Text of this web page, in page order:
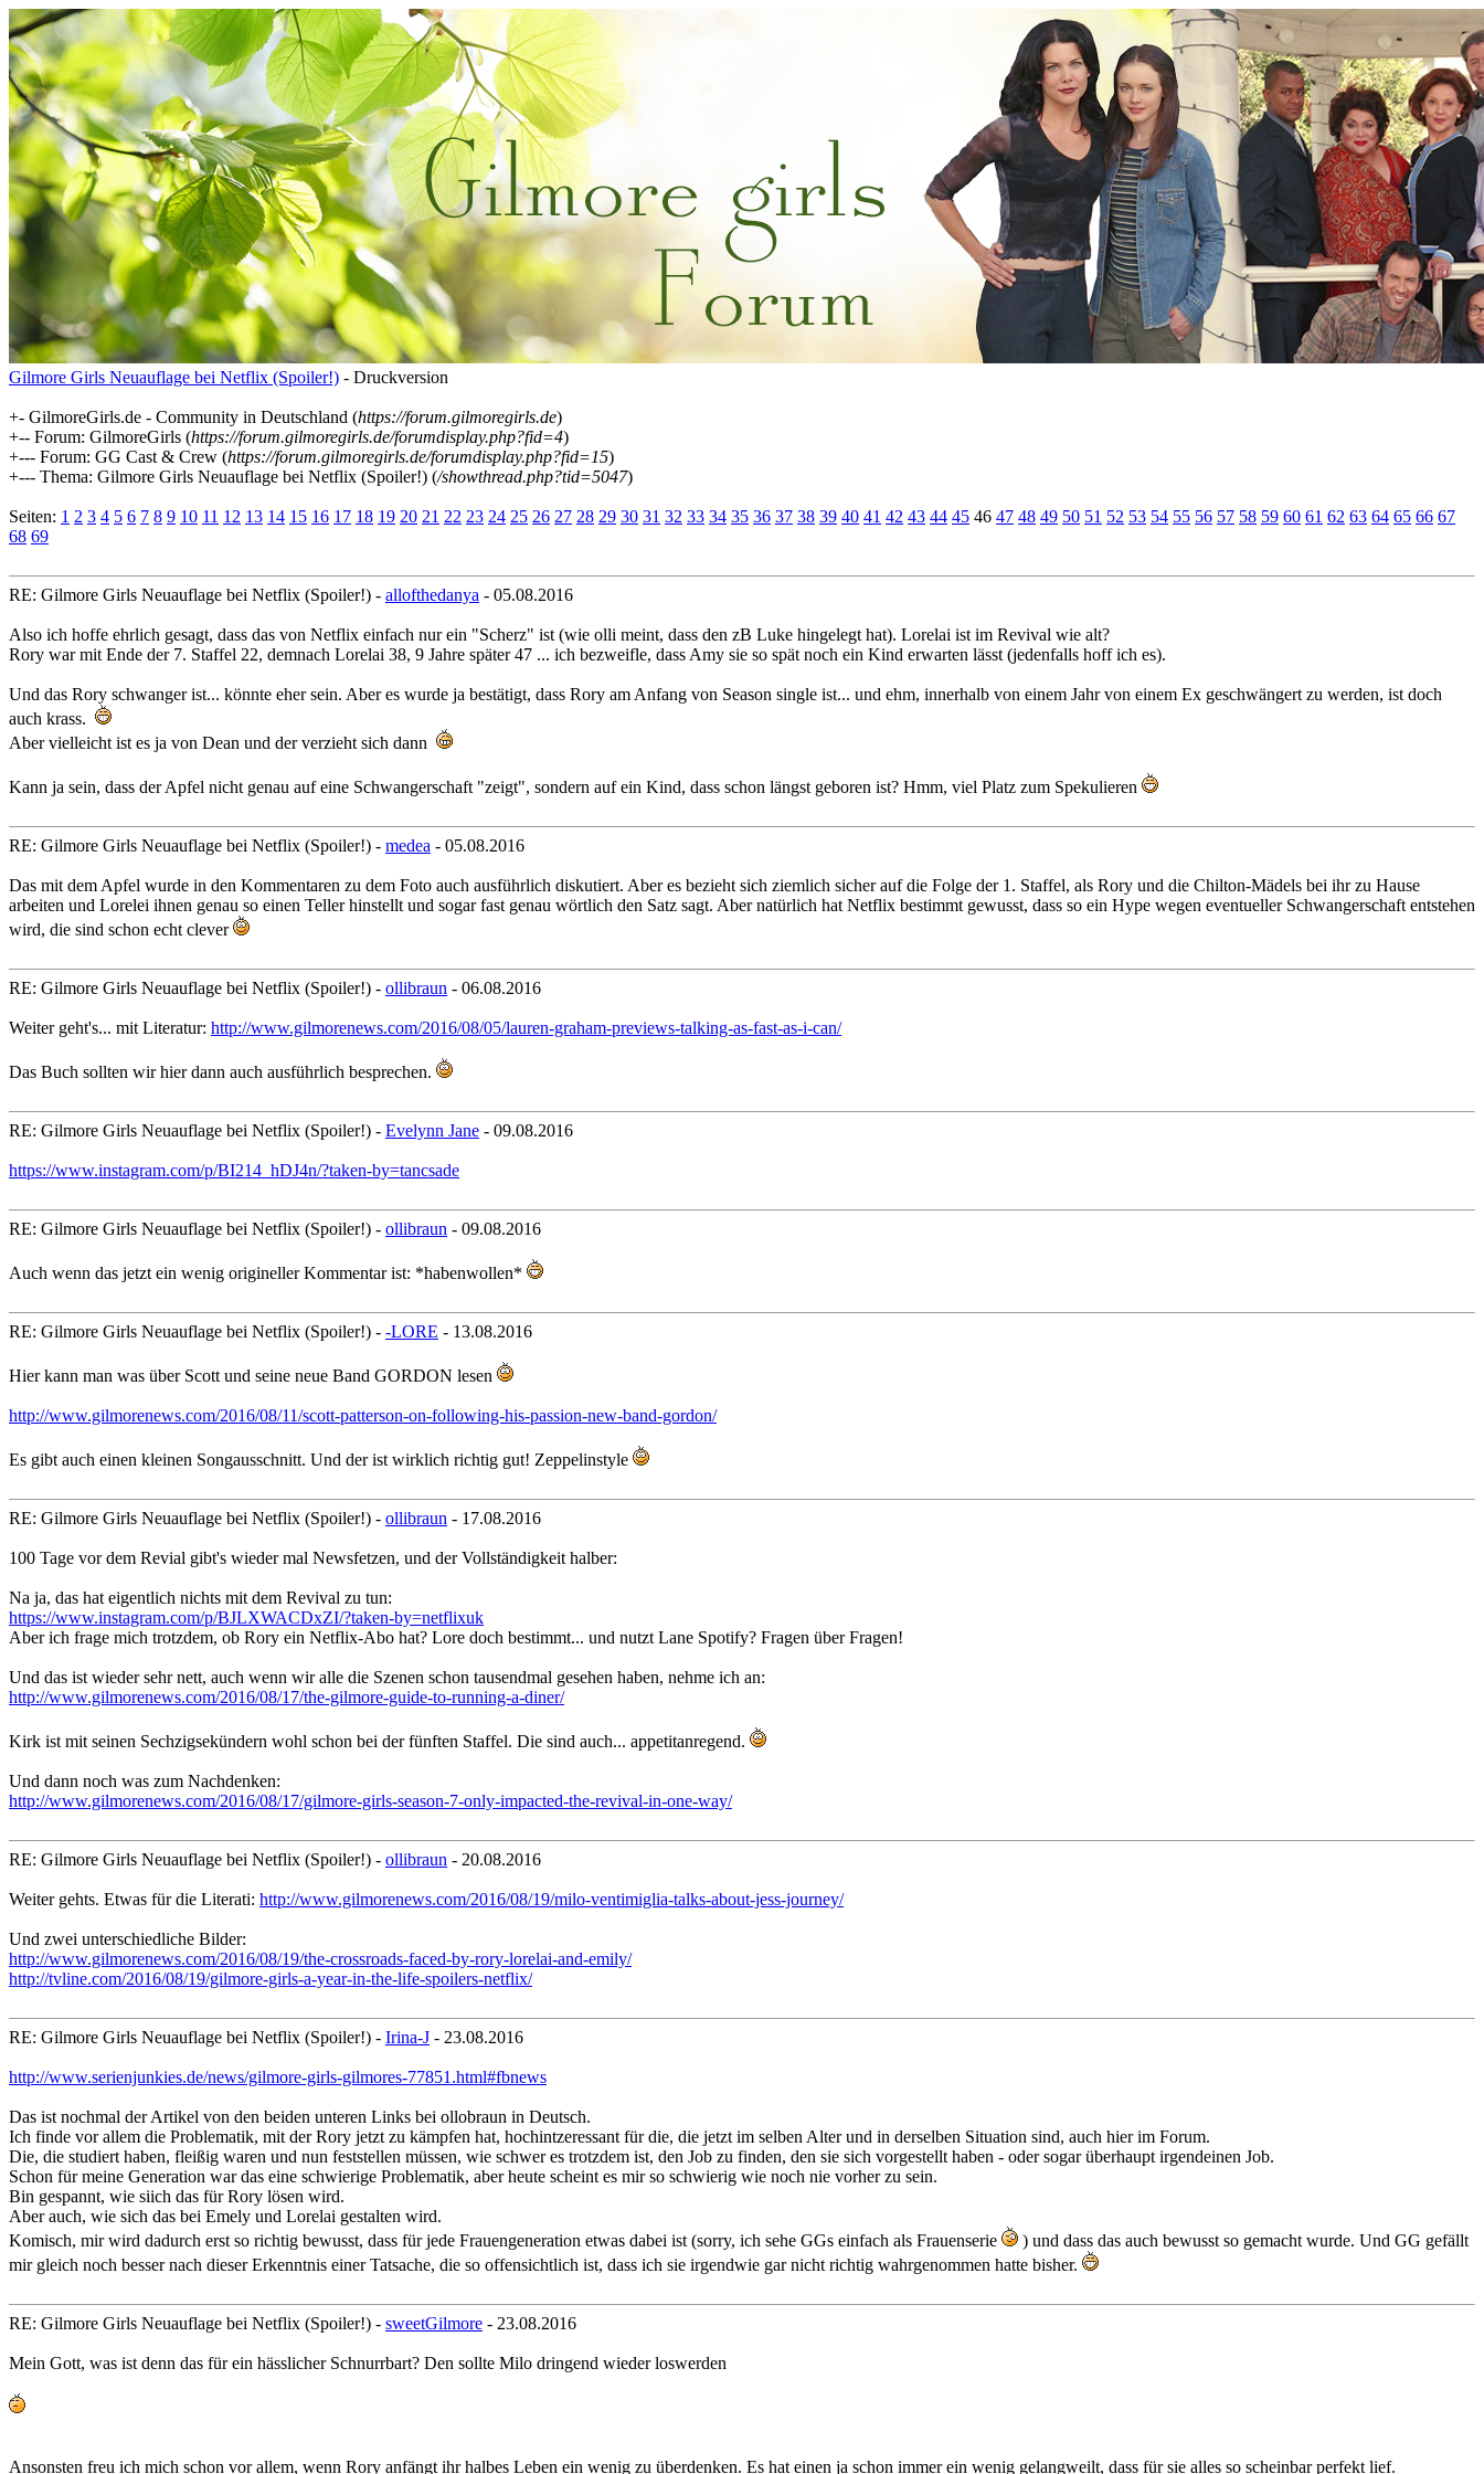
Gilmore Girls Neuauflage bei Netflix (Spoiler!) - Druckversion
+- GilmoreGirls.de - Community in Deutschland (https://forum.gilmoregirls.de)
+-- Forum: GilmoreGirls (https://forum.gilmoregirls.de/forumdisplay.php?fid=4)
+--- Forum: GG Cast & Crew (https://forum.gilmoregirls.de/forumdisplay.php?fid=15)
+--- Thema: Gilmore Girls Neuauflage bei Netflix (Spoiler!) (/showthread.php?tid=5047)
Seiten: 1 2 3 4 5 6 7 8 9 10 11 12 13 14 15 16 17 18 19 20 21 22 23 24 25 26 27 28 29 30 31 32 33 34 35 36 37 38 39 40 41 42 43 44 45 46 47 48 49 50 51 52 53 54 55 56 57 58 59 60 61 62 63 64 65 66 67
68 69
RE: Gilmore Girls Neuauflage bei Netflix (Spoiler!) - allofthedanya - 05.08.2016
Also ich hoffe ehrlich gesagt, dass das von Netflix einfach nur ein "Scherz" ist (wie olli meint, dass den zB Luke hingelegt hat). Lorelai ist im Revival wie alt?
Rory war mit Ende der 7. Staffel 22, demnach Lorelai 38, 9 Jahre später 47 ... ich bezweifle, dass Amy sie so spät noch ein Kind erwarten lässt (jedenfalls hoff ich es).
Und das Rory schwanger ist... könnte eher sein. Aber es wurde ja bestätigt, dass Rory am Anfang von Season single ist... und ehm, innerhalb von einem Jahr von einem Ex geschwängert zu werden, ist doch
auch krass.
Aber vielleicht ist es ja von Dean und der verzieht sich dann
Kann ja sein, dass der Apfel nicht genau auf eine Schwangerschaft "zeigt", sondern auf ein Kind, dass schon längst geboren ist? Hmm, viel Platz zum Spekulieren
RE: Gilmore Girls Neuauflage bei Netflix (Spoiler!) - medea - 05.08.2016
Das mit dem Apfel wurde in den Kommentaren zu dem Foto auch ausführlich diskutiert. Aber es bezieht sich ziemlich sicher auf die Folge der 1. Staffel, als Rory und die Chilton-Mädels bei ihr zu Hause
arbeiten und Lorelei ihnen genau so einen Teller hinstellt und sogar fast genau wörtlich den Satz sagt. Aber natürlich hat Netflix bestimmt gewusst, dass so ein Hype wegen eventueller Schwangerschaft entstehen
wird, die sind schon echt clever
RE: Gilmore Girls Neuauflage bei Netflix (Spoiler!) - ollibraun - 06.08.2016
Weiter geht's... mit Literatur: http://www.gilmorenews.com/2016/08/05/lauren-graham-previews-talking-as-fast-as-i-can/
Das Buch sollten wir hier dann auch ausführlich besprechen.
RE: Gilmore Girls Neuauflage bei Netflix (Spoiler!) - Evelynn Jane - 09.08.2016
https://www.instagram.com/p/BI214_hDJ4n/?taken-by=tancsade
RE: Gilmore Girls Neuauflage bei Netflix (Spoiler!) - ollibraun - 09.08.2016
Auch wenn das jetzt ein wenig origineller Kommentar ist: *habenwollen*
RE: Gilmore Girls Neuauflage bei Netflix (Spoiler!) - -LORE - 13.08.2016
Hier kann man was über Scott und seine neue Band GORDON lesen
http://www.gilmorenews.com/2016/08/11/scott-patterson-on-following-his-passion-new-band-gordon/
Es gibt auch einen kleinen Songausschnitt. Und der ist wirklich richtig gut! Zeppelinstyle
RE: Gilmore Girls Neuauflage bei Netflix (Spoiler!) - ollibraun - 17.08.2016
100 Tage vor dem Revial gibt's wieder mal Newsfetzen, und der Vollständigkeit halber:
Na ja, das hat eigentlich nichts mit dem Revival zu tun:
https://www.instagram.com/p/BJLXWACDxZI/?taken-by=netflixuk
Aber ich frage mich trotzdem, ob Rory ein Netflix-Abo hat? Lore doch bestimmt... und nutzt Lane Spotify? Fragen über Fragen!
Und das ist wieder sehr nett, auch wenn wir alle die Szenen schon tausendmal gesehen haben, nehme ich an:
http://www.gilmorenews.com/2016/08/17/the-gilmore-guide-to-running-a-diner/
Kirk ist mit seinen Sechzigsekündern wohl schon bei der fünften Staffel. Die sind auch... appetitanregend.
Und dann noch was zum Nachdenken:
http://www.gilmorenews.com/2016/08/17/gilmore-girls-season-7-only-impacted-the-revival-in-one-way/
RE: Gilmore Girls Neuauflage bei Netflix (Spoiler!) - ollibraun - 20.08.2016
Weiter gehts. Etwas für die Literati: http://www.gilmorenews.com/2016/08/19/milo-ventimiglia-talks-about-jess-journey/
Und zwei unterschiedliche Bilder:
http://www.gilmorenews.com/2016/08/19/the-crossroads-faced-by-rory-lorelai-and-emily/
http://tvline.com/2016/08/19/gilmore-girls-a-year-in-the-life-spoilers-netflix/
RE: Gilmore Girls Neuauflage bei Netflix (Spoiler!) - Irina-J - 23.08.2016
http://www.serienjunkies.de/news/gilmore-girls-gilmores-77851.html#fbnews
Das ist nochmal der Artikel von den beiden unteren Links bei ollobraun in Deutsch.
Ich finde vor allem die Problematik, mit der Rory jetzt zu kämpfen hat, hochintzeressant für die, die jetzt im selben Alter und in derselben Situation sind, auch hier im Forum.
Die, die studiert haben, fleißig waren und nun feststellen müssen, wie schwer es trotzdem ist, den Job zu finden, den sie sich vorgestellt haben - oder sogar überhaupt irgendeinen Job.
Schon für meine Generation war das eine schwierige Problematik, aber heute scheint es mir so schwierig wie noch nie vorher zu sein.
Bin gespannt, wie siich das für Rory lösen wird.
Aber auch, wie sich das bei Emely und Lorelai gestalten wird.
Komisch, mir wird dadurch erst so richtig bewusst, dass für jede Frauengeneration etwas dabei ist (sorry, ich sehe GGs einfach als Frauenserie
) und dass das auch bewusst so gemacht wurde. Und GG gefällt
mir gleich noch besser nach dieser Erkenntnis einer Tatsache, die so offensichtlich ist, dass ich sie irgendwie gar nicht richtig wahrgenommen hatte bisher.
RE: Gilmore Girls Neuauflage bei Netflix (Spoiler!) - sweetGilmore - 23.08.2016
Mein Gott, was ist denn das für ein hässlicher Schnurrbart? Den sollte Milo dringend wieder loswerden
Ansonsten freu ich mich schon vor allem, wenn Rory anfängt ihr halbes Leben ein wenig zu überdenken. Es hat einen ja schon immer ein wenig gelangweilt, dass für sie alles so scheinbar perfekt lief.